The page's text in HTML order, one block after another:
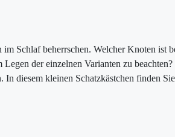
Schlaf beherrschen. Welcher Knoten ist
der einzelnen Varianten zu
diesem kleinen Schatzkästchen finden